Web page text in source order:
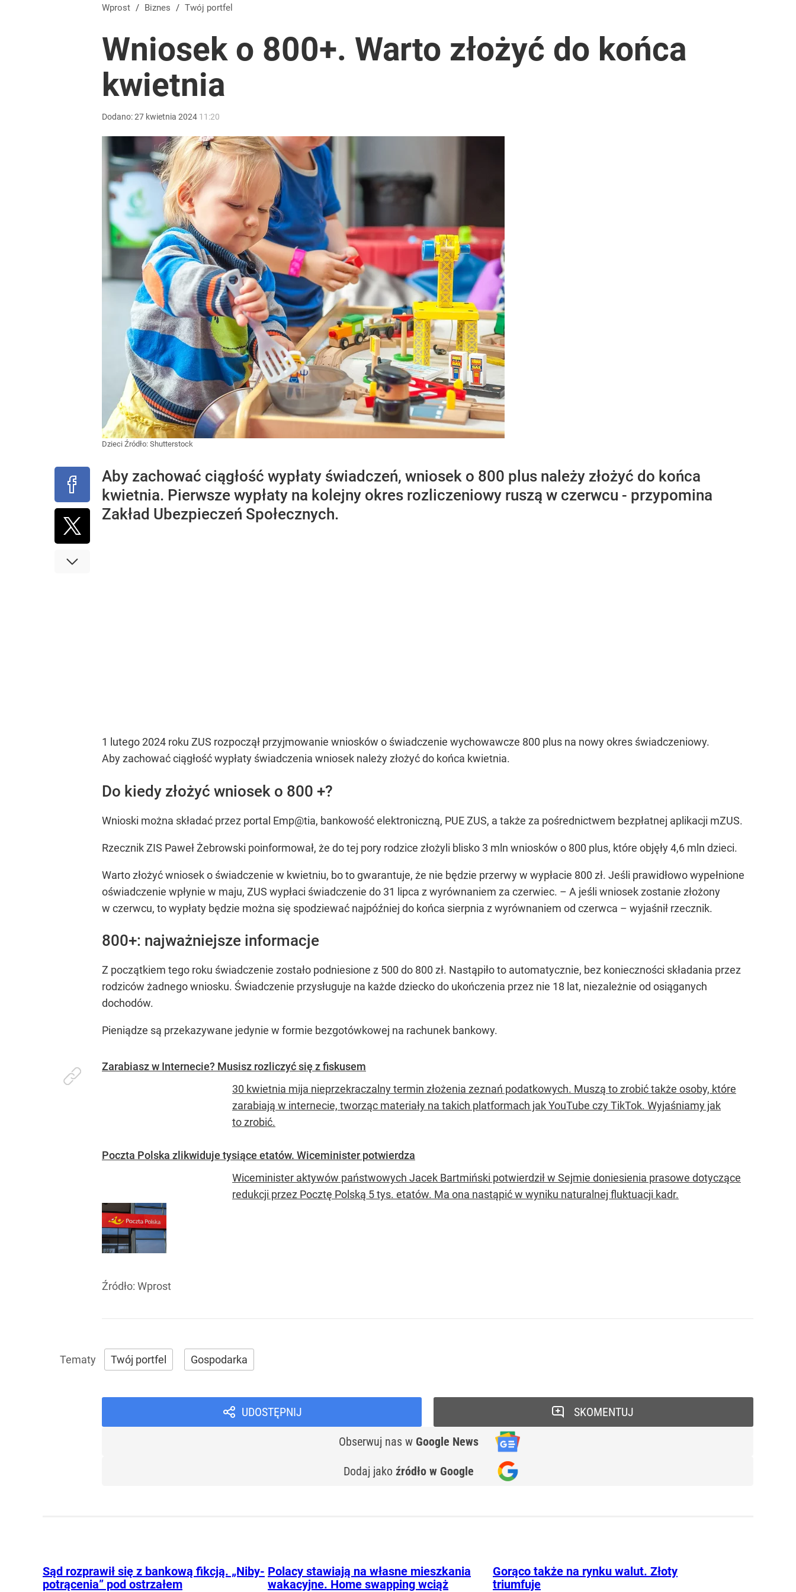
Farmacja: wzrost pod presją. co czeka branżę do 2030 roku?
Prawdziwa wartość różnorodności
Gen. Pawlikowski: Przywiozłem cenną lekcję z Danii. Tego potrzebuje dziś cała Europa
Wprost / Biznes / Twój portfel
Wniosek o 800+. Warto złożyć do końca
kwietnia
Dodano:27 kwietnia 2024 11:20
Dzieci Źródło: Shutterstock
Aby zachować ciągłość wypłaty świadczeń, wniosek o 800 plus należy złożyć do końca
kwietnia. Pierwsze wypłaty na kolejny okres rozliczeniowy ruszą w czerwcu - przypomina
Zakład Ubezpieczeń Społecznych.
1 lutego 2024 roku ZUS rozpoczął przyjmowanie wniosków o świadczenie wychowawcze 800 plus na nowy okres świadczeniowy.
Aby zachować ciągłość wypłaty świadczenia wniosek należy złożyć do końca kwietnia.
Do kiedy złożyć wniosek o 800 +?
Wnioski można składać przez portal Emp@tia, bankowość elektroniczną, PUE ZUS, a także za pośrednictwem bezpłatnej aplikacji mZUS.
Rzecznik ZIS Paweł Żebrowski poinformował, że do tej pory rodzice złożyli blisko 3 mln wniosków o 800 plus, które objęły 4,6 mln dzieci.
Warto złożyć wniosek o świadczenie w kwietniu, bo to gwarantuje, że nie będzie przerwy w wypłacie 800 zł. Jeśli prawidłowo wypełnione
oświadczenie wpłynie w maju, ZUS wypłaci świadczenie do 31 lipca z wyrównaniem za czerwiec. – A jeśli wniosek zostanie złożony
w czerwcu, to wypłaty będzie można się spodziewać najpóźniej do końca sierpnia z wyrównaniem od czerwca – wyjaśnił rzecznik.
800+: najważniejsze informacje
Z początkiem tego roku świadczenie zostało podniesione z 500 do 800 zł. Nastąpiło to automatycznie, bez konieczności składania przez
rodziców żadnego wniosku. Świadczenie przysługuje na każde dziecko do ukończenia przez nie 18 lat, niezależnie od osiąganych
dochodów.
Pieniądze są przekazywane jedynie w formie bezgotówkowej na rachunek bankowy.
Zarabiasz w Internecie? Musisz rozliczyć się z fiskusem
30 kwietnia mija nieprzekraczalny termin złożenia zeznań podatkowych. Muszą to zrobić także osoby, które
zarabiają w internecie, tworząc materiały na takich platformach jak YouTube czy TikTok. Wyjaśniamy jak
to zrobić.
Poczta Polska zlikwiduje tysiące etatów. Wiceminister potwierdza
Wiceminister aktywów państwowych Jacek Bartmiński potwierdził w Sejmie doniesienia prasowe dotyczące
redukcji przez Pocztę Polską 5 tys. etatów. Ma ona nastąpić w wyniku naturalnej fluktuacji kadr.
Źródło: Wprost
Twój portfel Gospodarka
UDOSTĘPNIJ
Obserwuj nas w Google News
Dodaj jako źródło w Google
SKOMENTUJ
Sąd rozprawił się z bankową fikcją. „Niby-
potrącenia” pod ostrzałem
Polacy stawiają na własne mieszkania
wakacyjne. Home swapping wciąż
Gorąco także na rynku walut. Złoty
triumfuje